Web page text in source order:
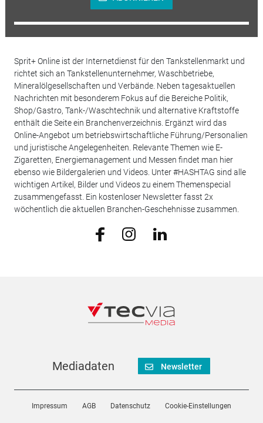
Sprit+ Online ist der Internetdienst für den Tankstellenmarkt und
richtet sich an Tankstellenunternehmer, Waschbetriebe,
Mineralölgesellschaften und Verbände. Neben tagesaktuellen
Nachrichten mit besonderem Fokus auf die Bereiche Politik,
Shop/Gastro, Tank-/Waschtechnik und alternative Kraftstoffe
enthält die Seite ein Branchenverzeichnis. Ergänzt wird das
Online-Angebot um betriebswirtschaftliche Führung/Personalien
und juristische Angelegenheiten. Relevante Themen wie E-
Zigaretten, Energiemanagement und Messen findet man hier
ebenso wie Bildergalerien und Videos. Unter #HASHTAG sind alle
wichtigen Artikel, Bilder und Videos zu einem Themenspecial
zusammengefasst. Ein kostenloser Newsletter fasst 2x
wöchentlich die aktuellen Branchen-Geschehnisse zusammen.
Mediadaten Newsletter
Impressum AGB Datenschutz Cookie-Einstellungen